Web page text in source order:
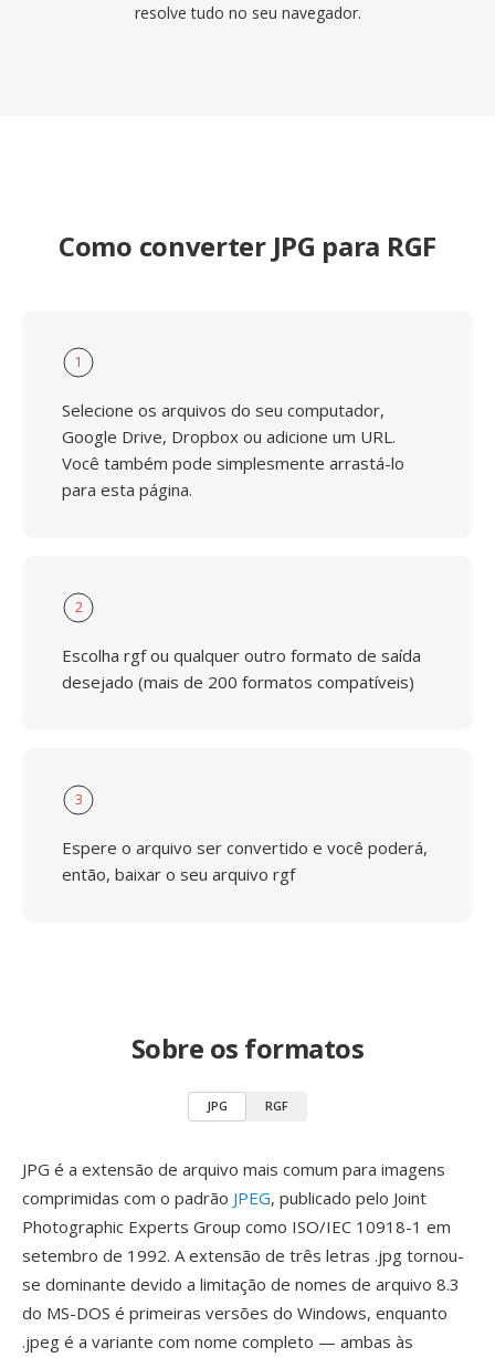
resolve tudo no seu navegador.
Como converter JPG para RGF
1
Selecione os arquivos do seu computador,
Google Drive, Dropbox ou adicione um URL.
Você também pode simplesmente arrastá-lo
para esta página.
2
Escolha rgf ou qualquer outro formato de saída
desejado (mais de 200 formatos compatíveis)
3
Espere o arquivo ser convertido e você poderá,
então, baixar o seu arquivo rgf
Sobre os formatos
JPG RGF
JPG é a extensão de arquivo mais comum para imagens
comprimidas com o padrão JPEG, publicado pelo Joint
Photographic Experts Group como ISO/IEC 10918-1 em
setembro de 1992. A extensão de três letras .jpg tornou-
se dominante devido a limitação de nomes de arquivo 8.3
do MS-DOS é primeiras versões do Windows, enquanto
.jpeg é a variante com nome completo — ambas às